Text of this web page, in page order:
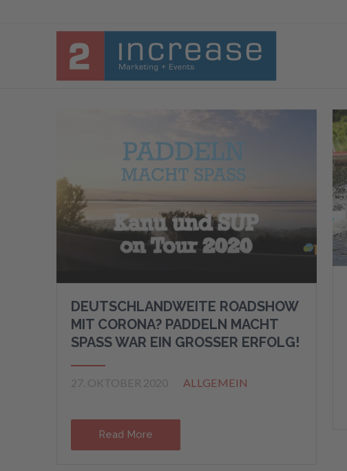
DEUTSCHLANDWEITE ROADSHOW
MIT CORONA? PADDELN MACHT
SPASS WAR EIN GROSSER ERFOLG!
27. OKTOBER 2020 ALLGEMEIN
Read More